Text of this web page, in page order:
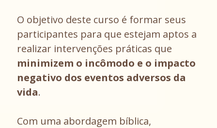
O objetivo deste curso é formar seus
participantes para que estejam aptos a
realizar intervenções práticas que
minimizem o incômodo e o impacto
negativo dos eventos adversos da
vida.
Com uma abordagem bíblica,